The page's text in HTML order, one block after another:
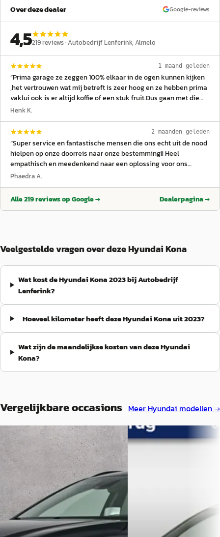
Over deze dealer Google-reviews
4,5219reviews ·Autobedrijf Lenferink, Almelo
1 maand geleden
“Prima garage ze zeggen 100% elkaar in de ogen kunnen kijken
,het vertrouwen wat mij betreft is zeer hoog en ze hebben prima
vaklui ook is er altijd koffie of een stuk fruit.Dus gaan met die
banaan.
Henk K.
2 maanden geleden
“Super service en fantastische mensen die ons echt uit de nood
hielpen op onze doorreis naar onze bestemming!! Heel
empathisch en meedenkend naar een oplossing voor ons
probleem, we zijn hen enorm dankbaar!
Phaedra A.
Alle219reviews op Google → Dealerpagina →
Veelgestelde vragen over deze Hyundai Kona
Wat kost de Hyundai Kona 2023 bij Autobedrijf
Lenferink?
Hoeveel kilometer heeft deze Hyundai Kona uit 2023?
Wat zijn de maandelijkse kosten van deze Hyundai
Kona?
Vergelijkbare occasions Meer Hyundai modellen →
Hyundai Kona 2018
1.6 T-GDI 4WD Premium
v.a. € 375/mnd
Scherp geprijsd
EVA
Hyundai Kona·2020
Scherp geprijsd